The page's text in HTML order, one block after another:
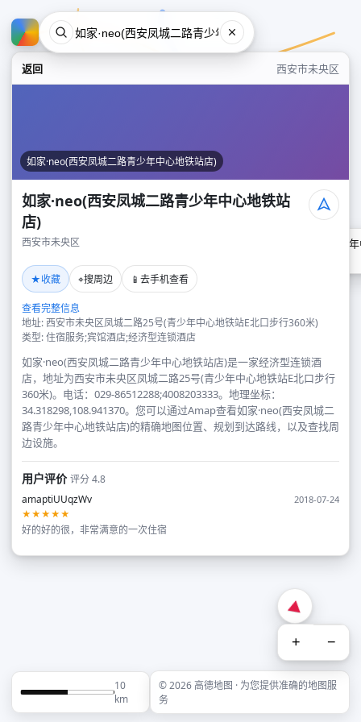
返回 西安市未央区
如家·neo(西安凤城二路青少年中心地铁站店)
如家·neo(西安凤城二路青少年中心地铁站
店)
西安市未央区
★收藏 ⌖搜周边 📱 去手机查看
查看完整信息
地址: 西安市未央区凤城二路25号(青少年中心地铁站E北口步行360米)
类型: 住宿服务;宾馆酒店;经济型连锁酒店
如家·neo(西安凤城二路青少年中心地铁站店)是一家经济型连锁酒
店，地址为西安市未央区凤城二路25号(青少年中心地铁站E北口步行
360米)。电话：029-86512288;4008203333。地理坐标：
34.318298,108.941370。您可以通过Amap查看如家·neo(西安凤城二
路青少年中心地铁站店)的精确地图位置、规划到达路线，以及查找周
边设施。
用户评价评分 4.8
amaptiUUqzWv
2018-07-24
★★★★★
好的好的很，非常满意的一次住宿
如家·neo(西安凤城二路青少
+ −
10
km
© 2026 高德地图 · 为您提供准确的地图服
务